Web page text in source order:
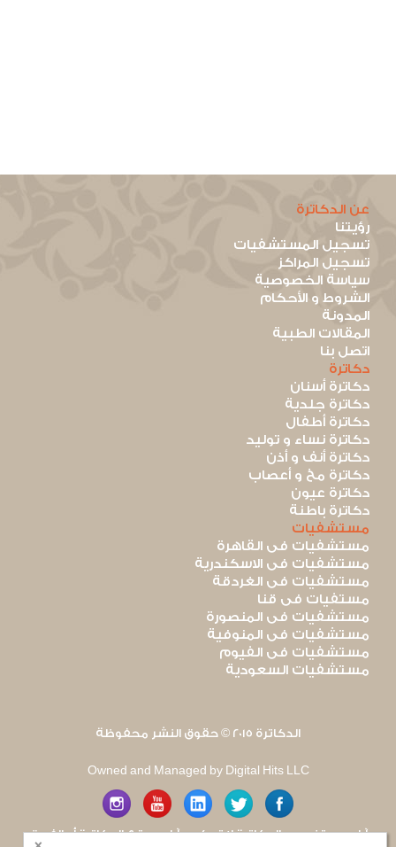
عن الدكاترة
رؤيتنا
تسجيل المستشفيات
تسجيل المراكز
سياسة الخصوصية
الشروط و الأحكام
المدونة
المقالات الطبية
اتصل بنا
دكاترة
دكاترة أسنان
دكاترة جلدية
دكاترة أطفال
دكاترة نساء و توليد
دكاترة أنف و أذن
دكاترة مخ و أعصاب
دكاترة عيون
دكاترة باطنة
مستشفيات
مستشفيات فى القاهرة
مستشفيات فى الاسكندرية
مستشفيات فى الغردقة
مستفيات فى قنا
مستشفيات فى المنصورة
مستشفيات فى المنوفية
مستشفيات فى الفيوم
مستشفيات السعودية
الدكاترة 2015 © حقوق النشر محفوظة
Owned and Managed by Digital Hits LLC
آراء مستخدمى الدكاترة لا تعكس آراء موقع الدكاترة أو الفريق